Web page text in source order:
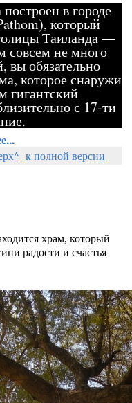
в городе
который
Таиланда —
совсем не много
вы обязательно
которое снаружи
гигантский
с 17-ти
к полной версии
храм, который
радости и счастья